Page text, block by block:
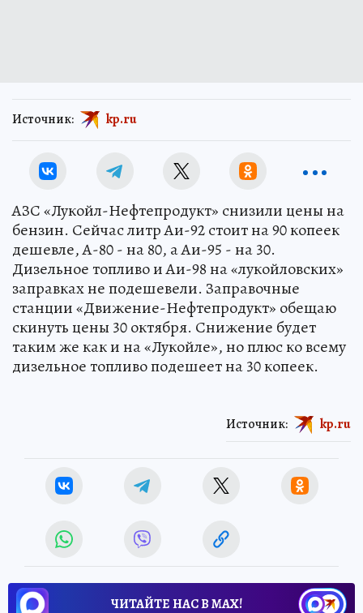
Источник: kp.ru
АЗС «Лукойл-Нефтепродукт» снизили цены на
бензин. Сейчас литр Аи-92 стоит на 90 копеек
дешевле, А-80 - на 80, а Аи-95 - на 30.
Дизельное топливо и Аи-98 на «лукойловских»
заправках не подешевели. Заправочные
станции «Движение-Нефтепродукт» обещаю
скинуть цены 30 октября. Снижение будет
таким же как и на «Лукойле», но плюс ко всему
дизельное топливо подешеет на 30 копеек.
Источник: kp.ru
ЧИТАЙТЕ НАС В МАХ!